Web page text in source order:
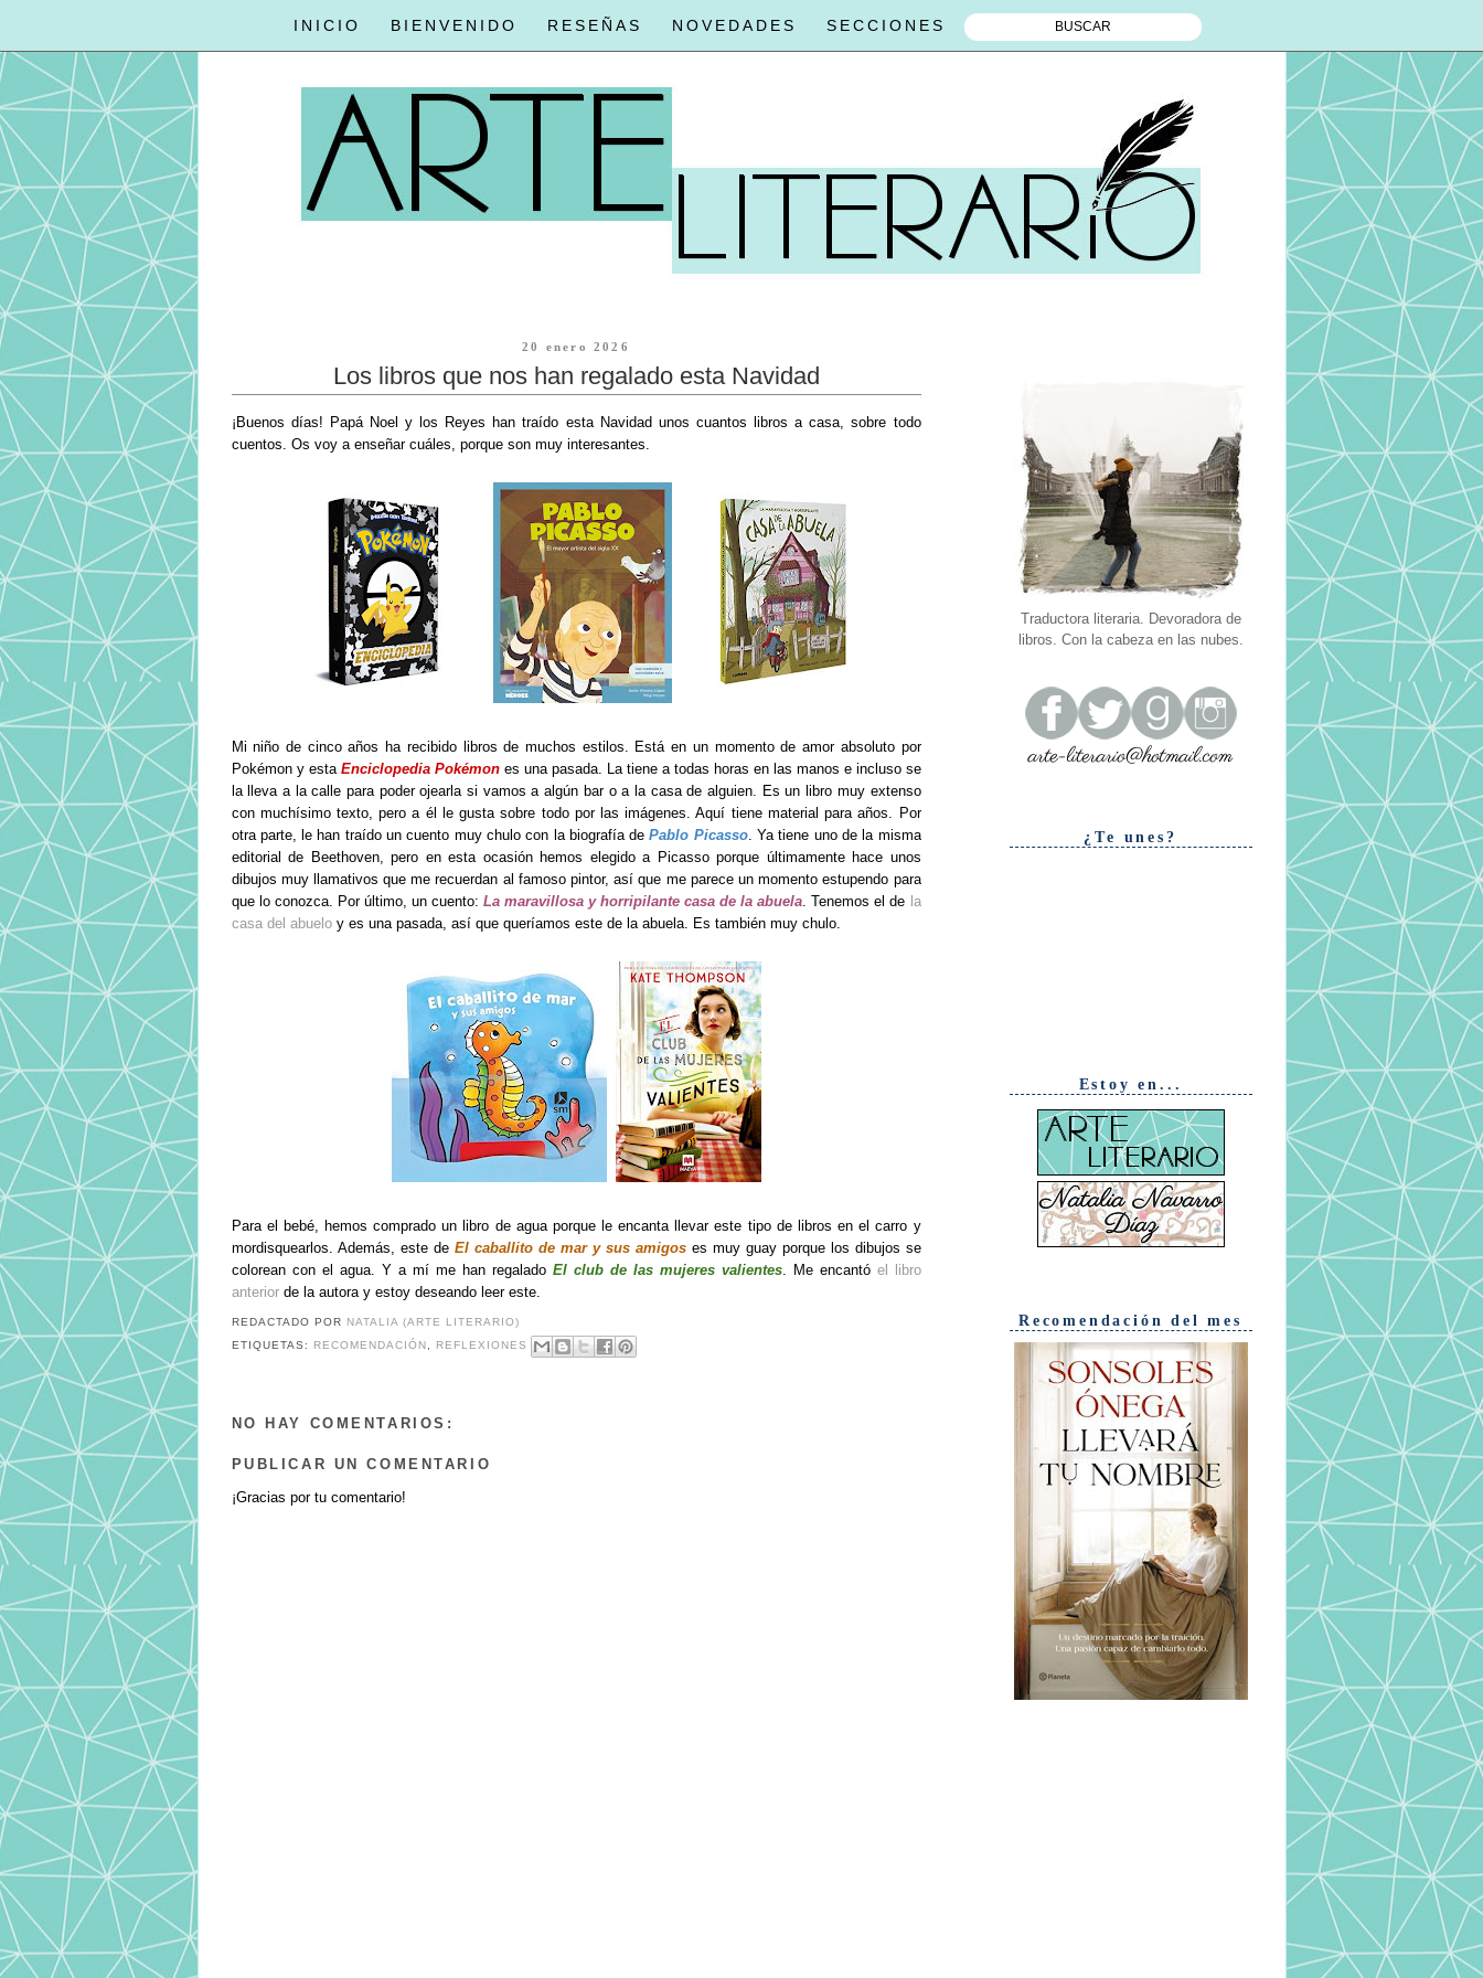
INICIO BIENVENIDO RESEÑAS NOVEDADES SECCIONES
20 enero 2026
Los libros que nos han regalado esta Navidad
¡Buenos días! Papá Noel y los Reyes han traído esta Navidad unos cuantos libros a casa, sobre todo
cuentos. Os voy a enseñar cuáles, porque son muy interesantes.
Mi niño de cinco años ha recibido libros de muchos estilos. Está en un momento de amor absoluto por
Pokémon y esta Enciclopedia Pokémones una pasada. La tiene a todas horas en las manos e incluso se
la lleva a la calle para poder ojearla si vamos a algún bar o a la casa de alguien. Es un libro muy extenso
con muchísimo texto, pero a él le gusta sobre todo por las imágenes. Aquí tiene material para años. Por
otra parte, le han traído un cuento muy chulo con la biografía dePablo Picasso. Ya tiene uno de la misma
editorial de Beethoven, pero en esta ocasión hemos elegido a Picasso porque últimamente hace unos
dibujos muy llamativos que me recuerdan al famoso pintor, así que me parece un momento estupendo para
que lo conozca. Por último, un cuento: La maravillosa y horripilante casa de la abuela . Tenemos el de la
casa del abueloy es una pasada, así que queríamos este de la abuela. Es también muy chulo.
Para el bebé, hemos comprado un libro de agua porque le encanta llevar este tipo de libros en el carro y
mordisquearlos. Además, este de El caballito de mar y sus amigoses muy guay porque los dibujos se
colorean con el agua. Y a mí me han regalado El club de las mujeres valientes. Me encantó el libro
anteriorde la autora y estoy deseando leer este.
REDACTADO POR NATALIA (ARTE LITERARIO)
ETIQUETAS:
RECOMENDACIÓN REFLEXIONES
NO HAY COMENTARIOS:
PUBLICAR UN COMENTARIO
¡Gracias por tu comentario!
Traductora literaria. Devoradora de
libros. Con la cabeza en las nubes.
¿Te unes?
Estoy en...
Recomendación del mes